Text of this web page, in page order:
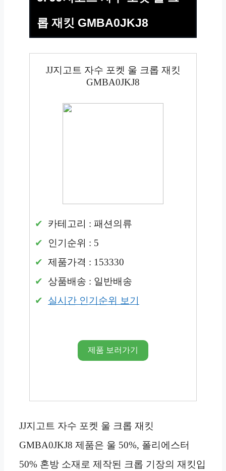
롭 재킷 GMBA0JKJ8
JJ지고트 자수 포켓 울 크롭 재킷
GMBA0JKJ8
카테고리 : 패션의류
인기순위 : 5
제품가격 : 153330
상품배송 : 일반배송
실시간 인기순위 보기
제품 보러가기
JJ지고트 자수 포켓 울 크롭 재킷
GMBA0JKJ8 제품은 울 50%, 폴리에스터
50% 혼방 소재로 제작된 크롭 기장의 재킷입